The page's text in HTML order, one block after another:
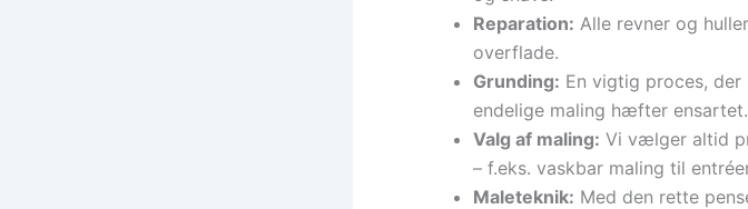
Reparation: Alle revner og
overflade.
Grunding: En vigtig proces,
endelige maling hæfter ensartet.
Valg af maling: Vi vælger altid
– f.eks. vaskbar maling til
Maleteknik: Med den rette